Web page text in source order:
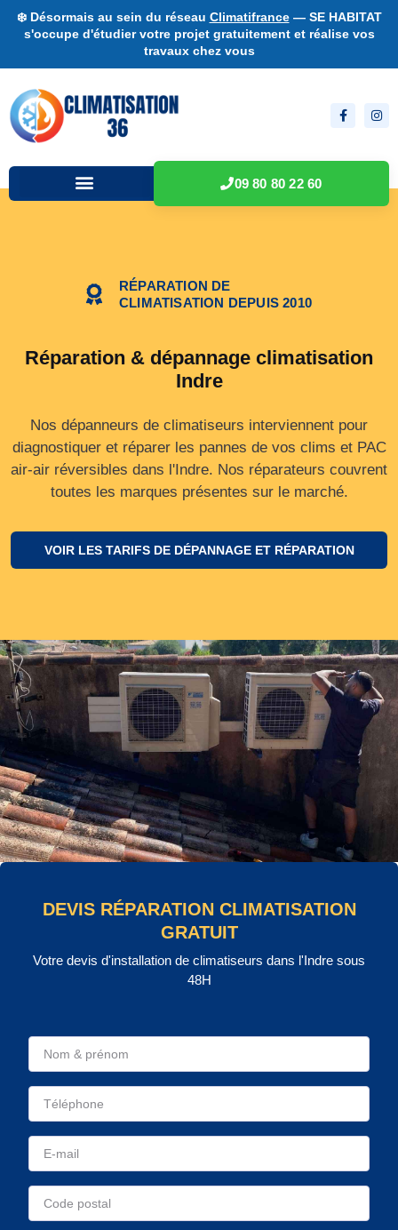
❄️ Désormais au sein du réseau Climatifrance— SE HABITAT
s'occupe d'étudier votre projet gratuitement et réalise vos
travaux chez vous
09 80 80 22 60
RÉPARATION DE
CLIMATISATION DEPUIS 2010
Réparation & dépannage climatisation
Indre
Nos dépanneurs de climatiseurs interviennent pour
diagnostiquer et réparer les pannes de vos clims et PAC
air-air réversibles dans l'Indre. Nos réparateurs couvrent
toutes les marques présentes sur le marché.
VOIR LES TARIFS DE DÉPANNAGE ET RÉPARATION
DEVIS RÉPARATION CLIMATISATION
GRATUIT
Votre devis d'installation de climatiseurs dans l'Indre sous
48H